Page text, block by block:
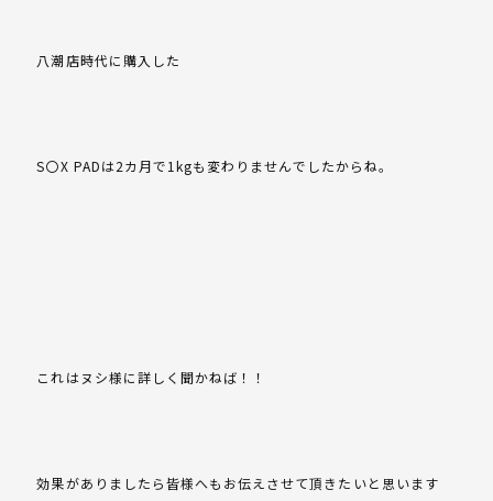
八潮店時代に購入した
S〇X PADは2カ月で1kgも変わりませんでしたからね。
これはヌシ様に詳しく聞かねば！！
効果がありましたら皆様へもお伝えさせて頂きたいと思います